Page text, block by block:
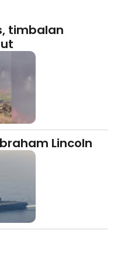
timbalan
Lincoln